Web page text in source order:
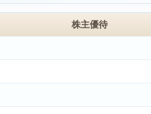
株主優待